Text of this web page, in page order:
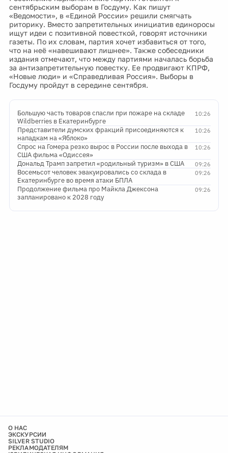
сентябрьским выборам в Госдуму. Как пишут
«Ведомости», в «Единой России» решили смягчать
риторику. Вместо запретительных инициатив единоросы
ищут идеи с позитивной повесткой, говорят источники
газеты. По их словам, партия хочет избавиться от того,
что на неё «навешивают лишнее». Также собеседники
издания отмечают, что между партиями началась борьба
за антизапретительную повестку. Ее продвигают КПРФ,
«Новые люди» и «Справедливая Россия». Выборы в
Госдуму пройдут в середине сентября.
10:26
Большую часть товаров спасли при пожаре на складе
Wildberries в Екатеринбурге
10:26
Представители думских фракций присоединяются к
нападкам на «Яблоко»
10:26
Спрос на Гомера резко вырос в России после выхода в
США фильма «Одиссея»
09:26
Дональд Трамп запретил «родильный туризм» в США
09:26
Восемьсот человек эвакуировались со склада в
Екатеринбурге во время атаки БПЛА
09:26
Продолжение фильма про Майкла Джексона
запланировано к 2028 году
О НАС
ЭКСКУРСИИ
SILVER STUDIO
РЕКЛАМОДАТЕЛЯМ